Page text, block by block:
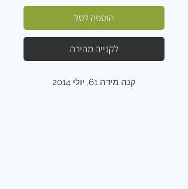
הוספה לסל
לקנייה מהירה
קנה מידה 61, יולי 2014